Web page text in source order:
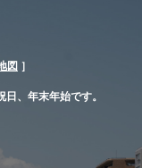
図 ］
、年末年始です。